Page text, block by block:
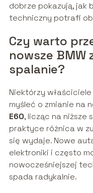
dobrze pokazują, jak
techniczny potrafi
Czy warto
nowsze BMW
spalanie?
Niektórzy
myśleć o zmianie na
E60, licząc na niższe
praktyce różnica w
się wydaje. Nowe
elektroniki i często
nowocześniejszej
spada radykalnie.